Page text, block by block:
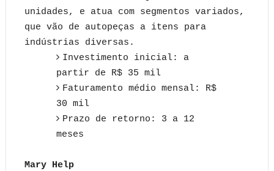
unidades, e atua com segmentos variados,
que vão de autopeças a itens para
indústrias diversas.
Investimento inicial: a
partir de R$ 35 mil
Faturamento médio mensal: R$
30 mil
Prazo de retorno: 3 a 12
meses
Mary Help